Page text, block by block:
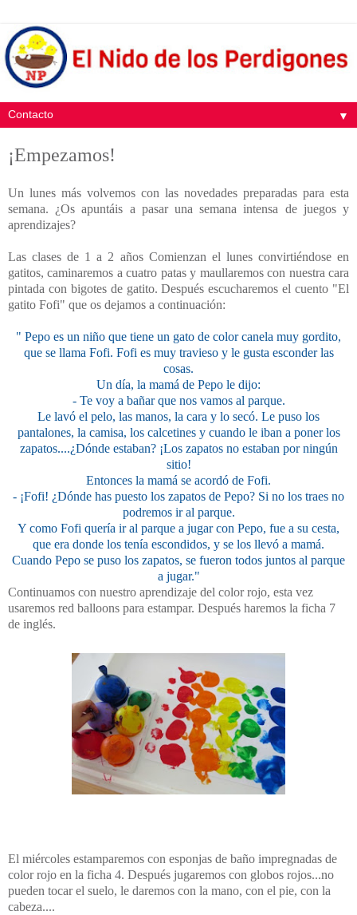
▼
¡Empezamos!
Un lunes más volvemos con las novedades preparadas para esta
semana. ¿Os apuntáis a pasar una semana intensa de juegos y
aprendizajes?
Las clases de 1 a 2 años Comienzan el lunes convirtiéndose en
gatitos, caminaremos a cuatro patas y maullaremos con nuestra cara
pintada con bigotes de gatito. Después escucharemos el cuento "El
gatito Fofi" que os dejamos a continuación:
" Pepo es un niño que tiene un gato de color canela muy gordito,
que se llama Fofi. Fofi es muy travieso y le gusta esconder las
cosas.
Un día, la mamá de Pepo le dijo:
- Te voy a bañar que nos vamos al parque.
Le lavó el pelo, las manos, la cara y lo secó. Le puso los
pantalones, la camisa, los calcetines y cuando le iban a poner los
zapatos....¿Dónde estaban? ¡Los zapatos no estaban por ningún
sitio!
Entonces la mamá se acordó de Fofi.
- ¡Fofi! ¿Dónde has puesto los zapatos de Pepo? Si no los traes no
podremos ir al parque.
Y como Fofi quería ir al parque a jugar con Pepo, fue a su cesta,
que era donde los tenía escondidos, y se los llevó a mamá.
Cuando Pepo se puso los zapatos, se fueron todos juntos al parque
a jugar."
Continuamos con nuestro aprendizaje del color rojo, esta vez
usaremos red balloons para estampar. Después haremos la ficha 7
de inglés.
El miércoles estamparemos con esponjas de baño impregnadas de
color rojo en la ficha 4. Después jugaremos con globos rojos...no
pueden tocar el suelo, le daremos con la mano, con el pie, con la
cabeza....